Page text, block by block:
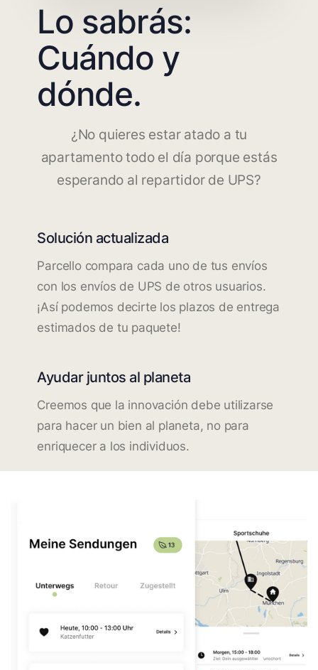
Lo sabrás:
Cuándo y
dónde.
¿No quieres estar atado a tu
apartamento todo el día porque estás
esperando al repartidor de UPS?
Solución actualizada
Parcello compara cada uno de tus envíos
con los envíos de UPS de otros usuarios.
¡Así podemos decirte los plazos de entrega
estimados de tu paquete!
Ayudar juntos al planeta
Creemos que la innovación debe utilizarse
para hacer un bien al planeta, no para
enriquecer a los individuos.